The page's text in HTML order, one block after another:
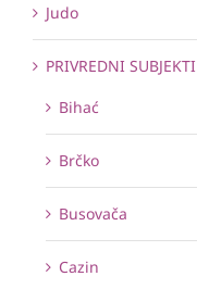
Judo
PRIVREDNI SUBJEKTI
Bihać
Brčko
Busovača
Cazin